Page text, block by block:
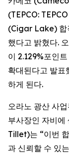
(TEPCO:
(Cigar Lake) 합
했다고 밝혔다.
이 2.129%포인
확대된다고 발표
하게 된다.
오라노 광산 사
부사장인 자비
Tillet)는 “이번
과 신뢰할 수 있